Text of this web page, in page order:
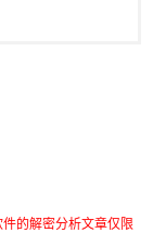
的解密分析文章仅限